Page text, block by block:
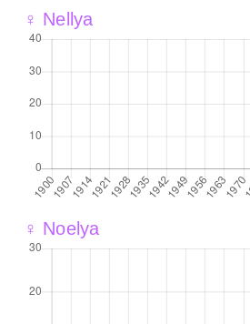
♀ Nellya
♀ Noelya